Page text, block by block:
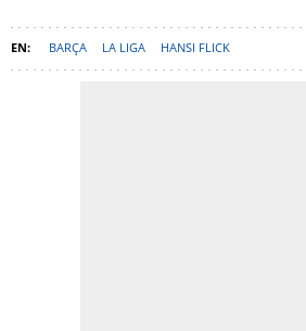
BARÇA LA LIGA HANSI FLICK